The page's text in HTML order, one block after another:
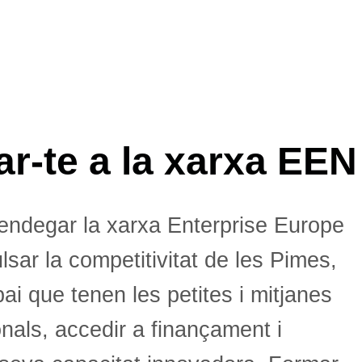
te a la xarxa EEN
la xarxa Enterprise Europe
la competitivitat de les Pimes,
que tenen les petites i mitjanes
accedir a finançament i